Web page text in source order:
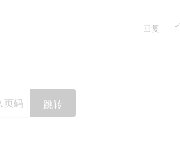
回复
跳转